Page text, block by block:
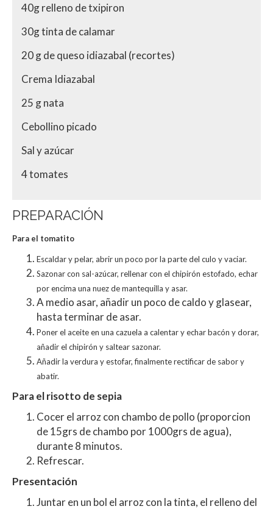
40g relleno de txipiron
30g tinta de calamar
20 g de queso idiazabal (recortes)
Crema Idiazabal
25 g nata
Cebollino picado
Sal y azúcar
4 tomates
PREPARACIÓN
Para el tomatito
Escaldar y pelar, abrir un poco por la parte del culo y vaciar.
Sazonar con sal-azúcar, rellenar con el chipirón estofado, echar
por encima una nuez de mantequilla y asar.
A medio asar, añadir un poco de caldo y glasear,
hasta terminar de asar.
Poner el aceite en una cazuela a calentar y echar bacón y dorar,
añadir el chipirón y saltear sazonar.
Añadir la verdura y estofar, finalmente rectificar de sabor y
abatir.
Para el risotto de sepia
Cocer el arroz con chambo de pollo (proporcion
de 15grs de chambo por 1000grs de agua),
durante 8 minutos.
Refrescar.
Presentación
Juntar en un bol el arroz con la tinta, el relleno del